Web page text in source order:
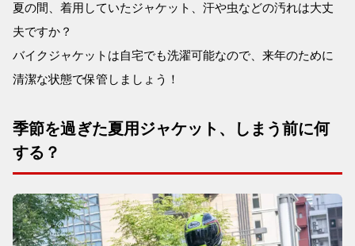
夏の間、着用していたジャケット、汗や虫などの汚れは大丈
夫ですか？
バイクジャケットは自宅でも洗濯可能なので、来年のために
清潔な状態で保管しましょう！
季節を過ぎた夏用ジャケット、しまう前に何
する？